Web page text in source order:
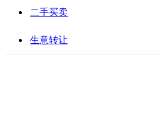
二手买卖
生意转让